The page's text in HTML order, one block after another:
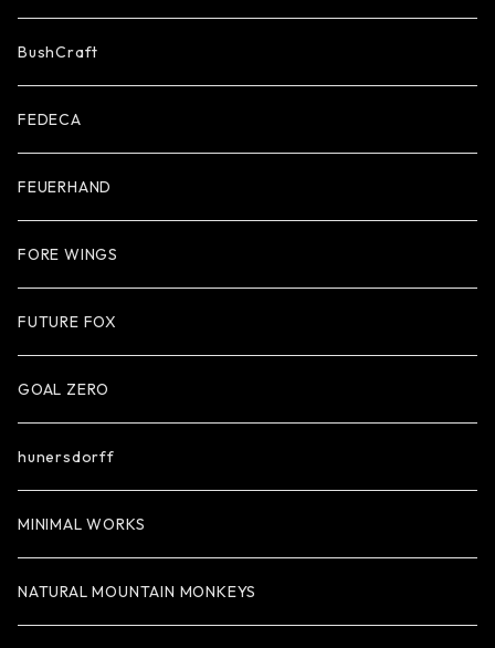
BushCraft
FEDECA
FEUERHAND
FORE WINGS
FUTURE FOX
GOAL ZERO
hunersdorff
MINIMAL WORKS
NATURAL MOUNTAIN MONKEYS